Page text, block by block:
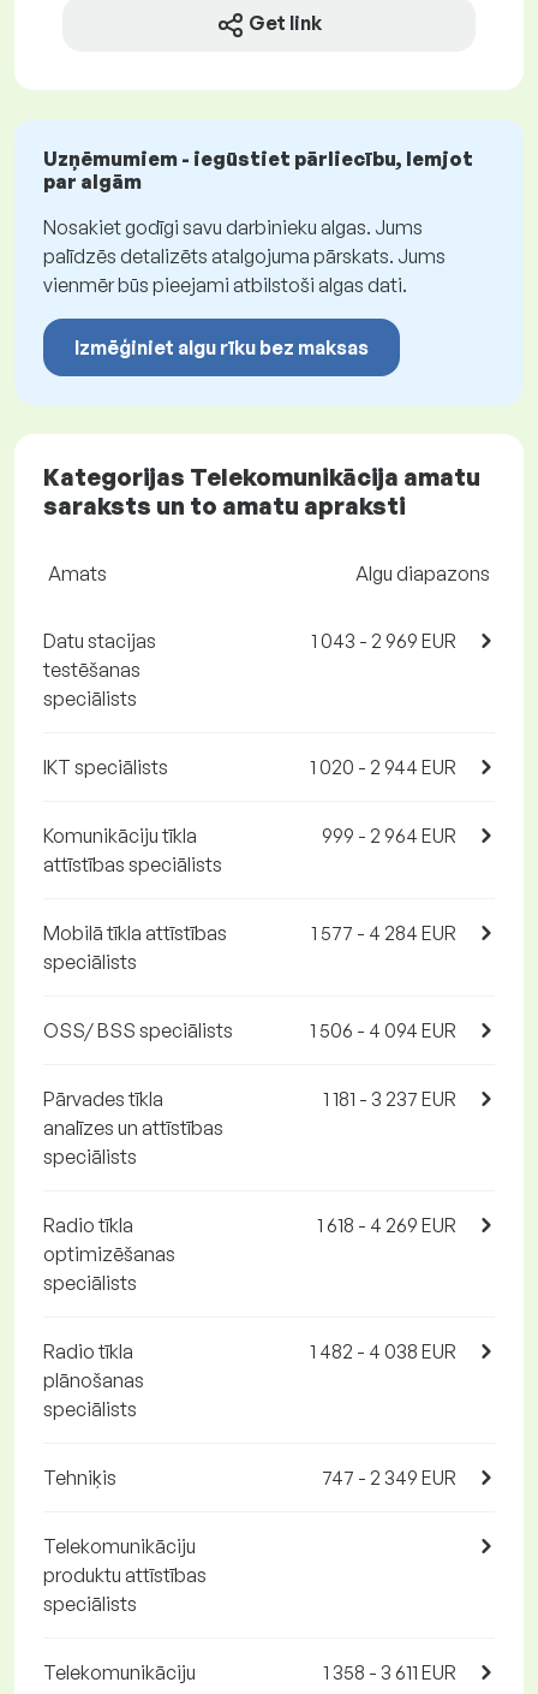
Get link
Uzņēmumiem - iegūstiet pārliecību, lemjot
par algām
Nosakiet godīgi savu darbinieku algas. Jums
palīdzēs detalizēts atalgojuma pārskats. Jums
vienmēr būs pieejami atbilstoši algas dati.
Izmēģiniet algu rīku bez maksas
Kategorijas Telekomunikācija amatu
saraksts un to amatu apraksti
Amats Algu diapazons
Datu stacijas
testēšanas
speciālists
1 043 - 2 969 EUR
IKT speciālists 1 020 - 2 944 EUR
Komunikāciju tīkla
attīstības speciālists
999 - 2 964 EUR
Mobilā tīkla attīstības
speciālists
1 577 - 4 284 EUR
OSS/ BSS speciālists 1 506 - 4 094 EUR
Pārvades tīkla
analīzes un attīstības
speciālists
1 181 - 3 237 EUR
Radio tīkla
optimizēšanas
speciālists
1 618 - 4 269 EUR
Radio tīkla
plānošanas
speciālists
1 482 - 4 038 EUR
Tehniķis 747 - 2 349 EUR
Telekomunikāciju
produktu attīstības
speciālists
Telekomunikāciju
1 358 - 3 611 EUR